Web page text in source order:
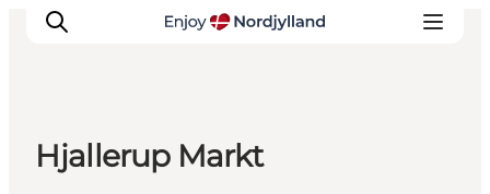
Hjallerup Markt